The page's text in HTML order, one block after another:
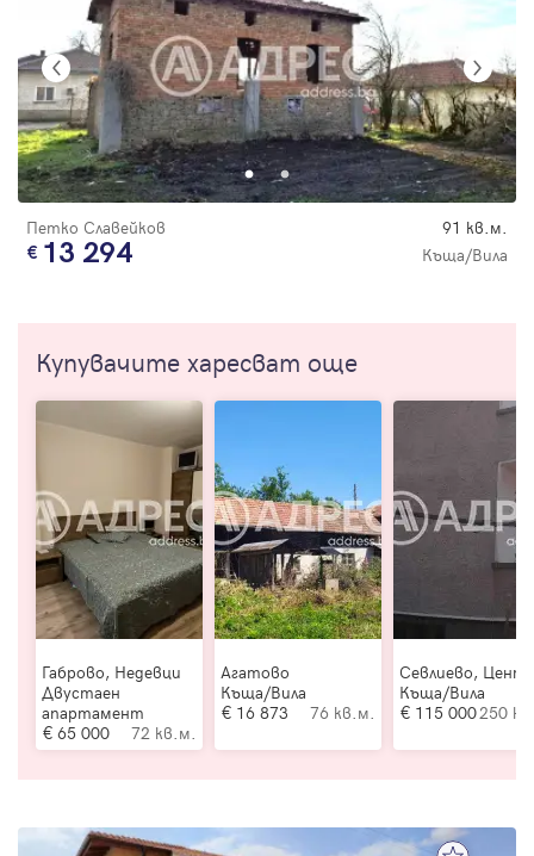
Петко Славейков 91 кв.м.
13 294 Къща/Вила
Купувачите харесват още
Габрово, Недевци
Двустаен
апартамент
65 000
72 кв.м.
Агатово
Къща/Вила
16 873
76 кв.м.
Севлиево,
Къща/Вила
115 000250